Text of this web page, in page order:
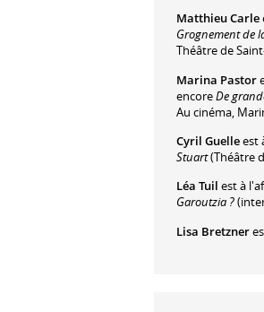
Matthieu Carle
Grognement de
Théâtre de
Marina Pastor
encoreDe
Au cinéma,
Cyril Guelleest
Stuart(Théâtre
Léa Tuil est à
Garoutzia ?
Lisa Bretzner